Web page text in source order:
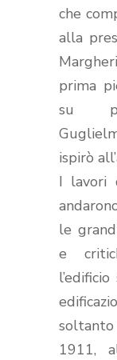
che
alla
prima
su
ispirò
I lavori
le
e
soltanto
1911,